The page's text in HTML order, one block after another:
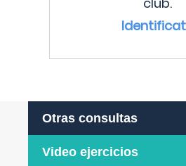
Otras consultas
Video ejercicios